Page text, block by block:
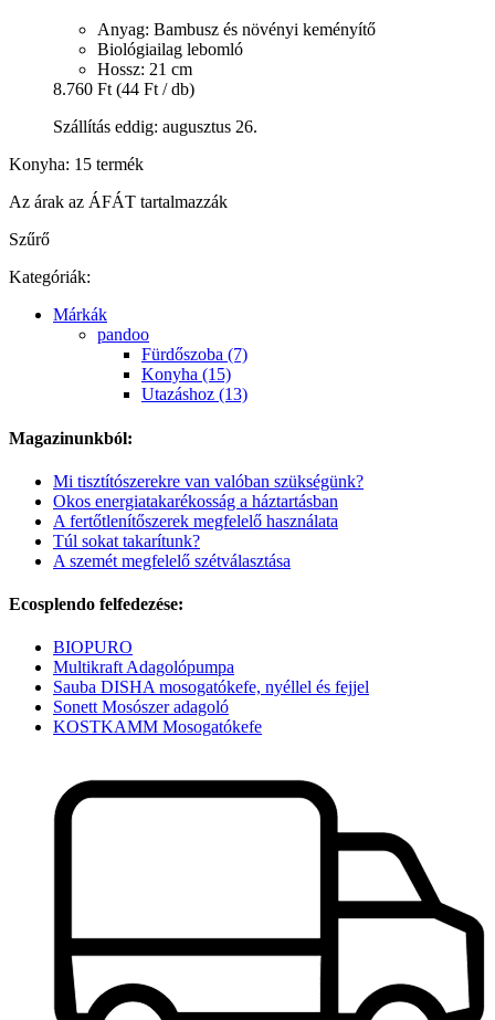
Anyag: Bambusz és növényi keményítő
Biológiailag lebomló
Hossz: 21 cm
8.760 Ft (44 Ft / db)
Szállítás eddig: augusztus 26.
Konyha: 15 termék
Az árak az ÁFÁT tartalmazzák
Szűrő
Kategóriák:
Márkák
pandoo
Fürdőszoba (7)
Konyha (15)
Utazáshoz (13)
Magazinunkból:
Mi tisztítószerekre van valóban szükségünk?
Okos energiatakarékosság a háztartásban
A fertőtlenítőszerek megfelelő használata
Túl sokat takarítunk?
A szemét megfelelő szétválasztása
Ecosplendo felfedezése:
BIOPURO
Multikraft Adagolópumpa
Sauba DISHA mosogatókefe, nyéllel és fejjel
Sonett Mosószer adagoló
KOSTKAMM Mosogatókefe